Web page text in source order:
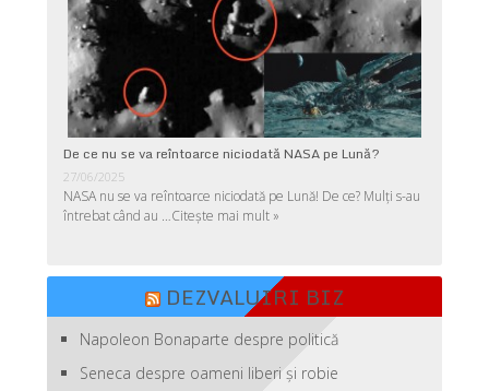
De ce nu se va reîntoarce niciodată NASA pe Lună?
27/06/2025
NASA nu se va reîntoarce niciodată pe Lună! De ce? Mulţi s-au
întrebat când au …Citește mai mult »
DEZVALUIRI BIZ
Napoleon Bonaparte despre politică
Seneca despre oameni liberi şi robie